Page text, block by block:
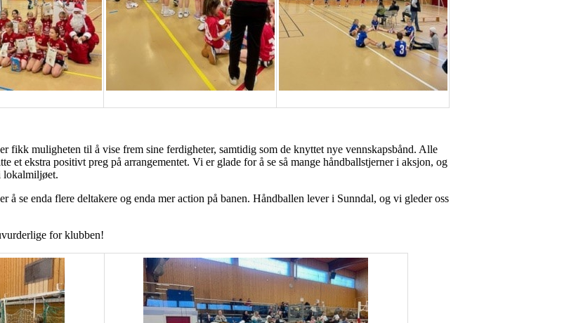
fikk muligheten til å vise frem sine ferdigheter, samtidig som de knyttet nye vennskapsbånd. Alle
et ekstra positivt preg på arrangementet. Vi er glade for å se så mange håndballstjerner i aksjon, og
lokalmiljøet.
se enda flere deltakere og enda mer action på banen. Håndballen lever i Sunndal, og vi gleder oss
for klubben!